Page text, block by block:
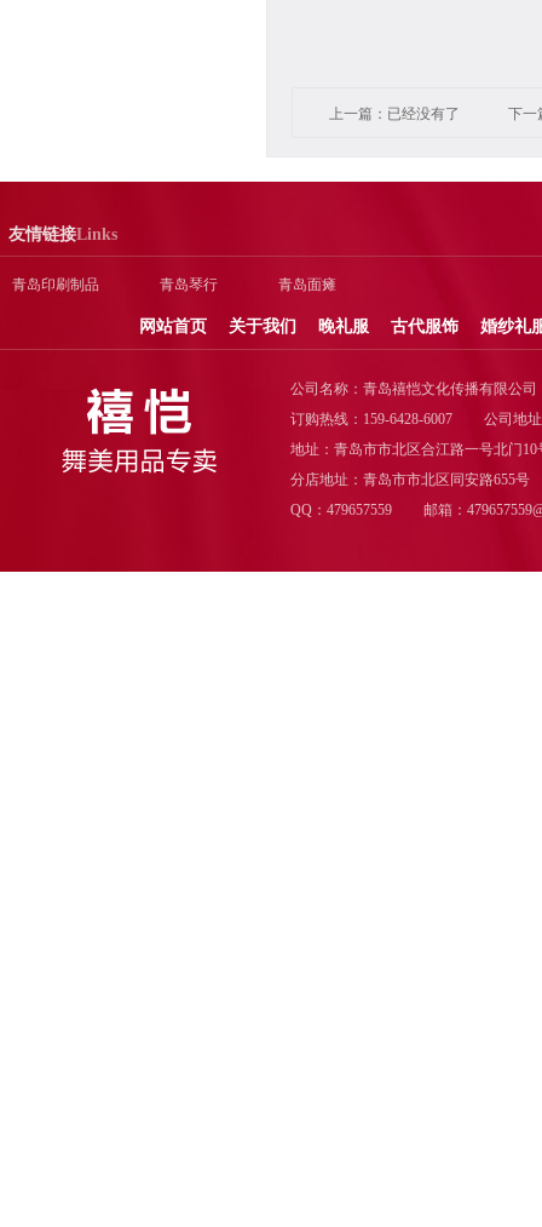
上一篇：已经没有了 下一
友情链接Links
青岛印刷制品 青岛琴行 青岛面瘫
网站首页 关于我们 晚礼服 古代服饰 婚纱礼
公司名称：青岛禧恺文化传播有限公司
订购热线：159-6428-6007
公司地
地址：青岛市市北区合江路一号北门10
分店地址：青岛市市北区同安路655号
QQ：479657559
邮箱：